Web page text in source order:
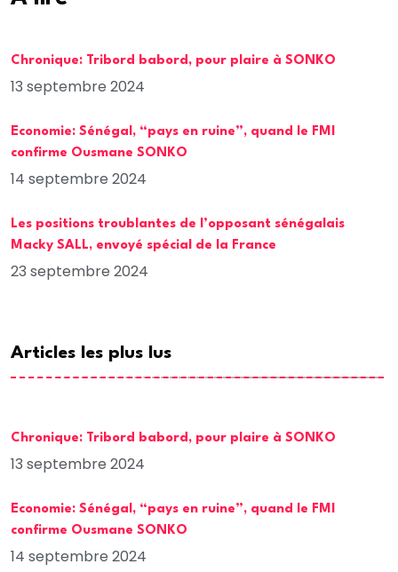
Chronique: Tribord babord, pour plaire à SONKO
13 septembre 2024
Economie: Sénégal, “pays en ruine”, quand le FMI
confirme Ousmane SONKO
14 septembre 2024
Les positions troublantes de l’opposant sénégalais
Macky SALL, envoyé spécial de la France
23 septembre 2024
Articles les plus lus
Chronique: Tribord babord, pour plaire à SONKO
13 septembre 2024
Economie: Sénégal, “pays en ruine”, quand le FMI
confirme Ousmane SONKO
14 septembre 2024